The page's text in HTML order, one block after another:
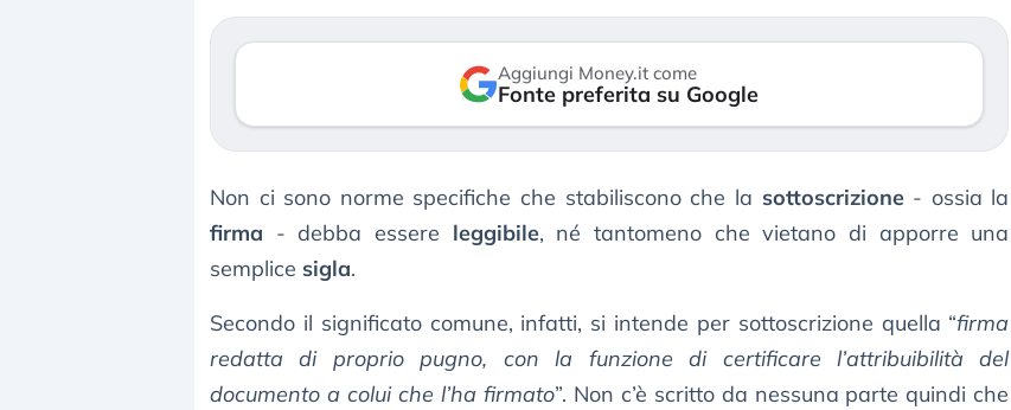
Aggiungi Money.it come
Fonte preferita su Google
Non ci sono norme specifiche che stabiliscono che la sottoscrizione- ossia la
firma - debba essere leggibile, né tantomeno che vietano di apporre una
semplice sigla.
Secondo il significato comune, infatti, si intende per sottoscrizione quella “firma
redatta di proprio pugno, con la funzione di certificare l’attribuibilità del
documento a colui che l’ha firmato”. Non c’è scritto da nessuna parte quindi che
3 agosto 2026
Kospi, mentre gli investitori retail (…)
30 luglio 2026